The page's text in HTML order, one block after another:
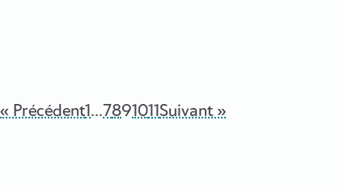
« Précédent1…7891011Suivant »